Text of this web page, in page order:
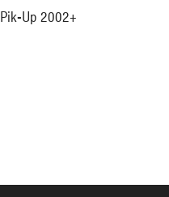
Up 2002+